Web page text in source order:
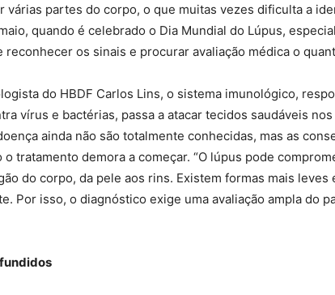
várias partes do corpo, o que muitas vezes dificulta a
quando é celebrado o Dia Mundial do Lúpus,
os sinais e procurar avaliação médica o
do HBDF Carlos Lins, o sistema imunológico,
vírus e bactérias, passa a atacar tecidos saudáveis
ainda não são totalmente conhecidas, mas as
tratamento demora a começar. “O lúpus pode
do corpo, da pele aos rins. Existem formas mais leves
Por isso, o diagnóstico exige uma avaliação ampla do